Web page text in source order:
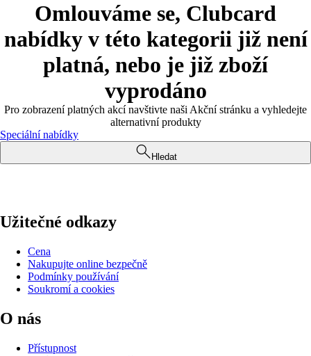
Omlouváme se, Clubcard
nabídky v této kategorii již není
platná, nebo je již zboží
vyprodáno
Pro zobrazení platných akcí navštivte naši Akční stránku a vyhledejte
alternativní produkty
Speciální nabídky
Hledat
Užitečné odkazy
Cena
Nakupujte online bezpečně
Podmínky používání
Soukromí a cookies
O nás
Přístupnost